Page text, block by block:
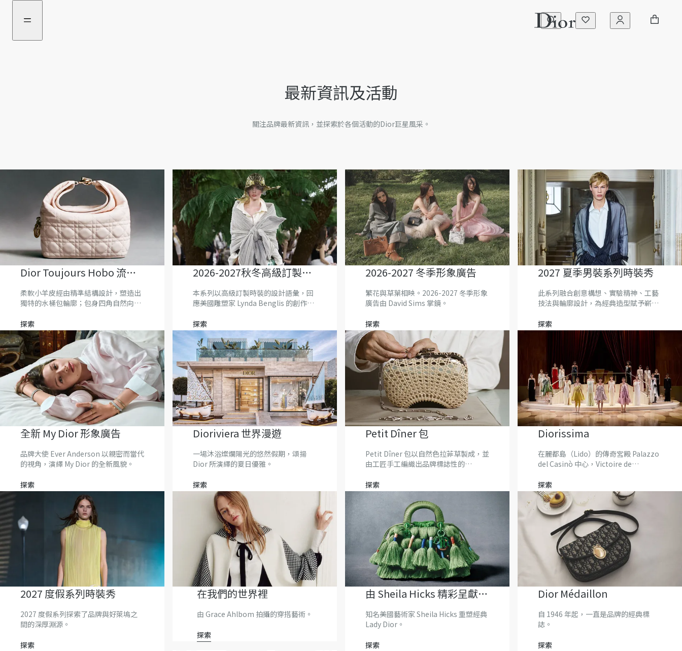
最新資訊及活動
關注品牌最新資訊，並探索於各個活動的Dior巨星風采。
Dior Toujours Hobo 流浪
包
柔軟小羊皮經由精準結構設計，塑造出
獨特的水桶包輪廓；包身四角自然向內
探索
2026-2027秋冬高級訂製時
裝秀
本系列以高級訂製時裝的設計語彙，回
應美國雕塑家 Lynda Benglis 的創作語
探索
2026-2027 冬季形象廣告
繁花與草葉相映。2026-2027 冬季形象
廣告由 David Sims 掌鏡。
探索
2027 夏季男裝系列時裝秀
此系列融合創意構想、實驗精神、工藝
技法與輪廓設計，為經典造型賦予嶄新
探索
全新 My Dior 形象廣告
品牌大使 Ever Anderson 以親密而當代
的視角，演繹 My Dior 的全新風貌。
探索
Dioriviera 世界漫遊
一場沐浴燦爛陽光的悠然假期，頌揚
Dior 所演繹的夏日優雅。
探索
Petit Dîner 包
Petit Dîner 包以自然色拉菲草製成，並
由工匠手工編織出品牌標誌性的
探索
Diorissima
在麗都島（Lido）的傳奇宮殿 Palazzo
del Casinò 中心，Victoire de
Joaillerie 系列——Diorissima，向威
尼斯共和國獻上華麗禮讚。
探索
2027 度假系列時裝秀
2027 度假系列探索了品牌與好萊塢之
間的深厚淵源。
探索
在我們的世界裡
由 Grace Ahlbom 拍攝的穿搭藝術。
探索
由 Sheila Hicks 精彩呈獻的
Lady Dior
知名美國藝術家 Sheila Hicks 重塑經典
Lady Dior。
探索
Dior Médaillon
自 1946 年起，一直是品牌的經典標
誌。
探索